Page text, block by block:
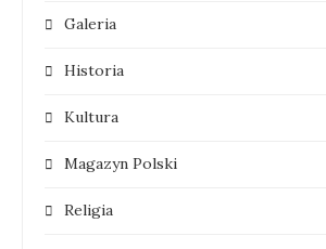
Galeria
Historia
Kultura
Magazyn Polski
Religia